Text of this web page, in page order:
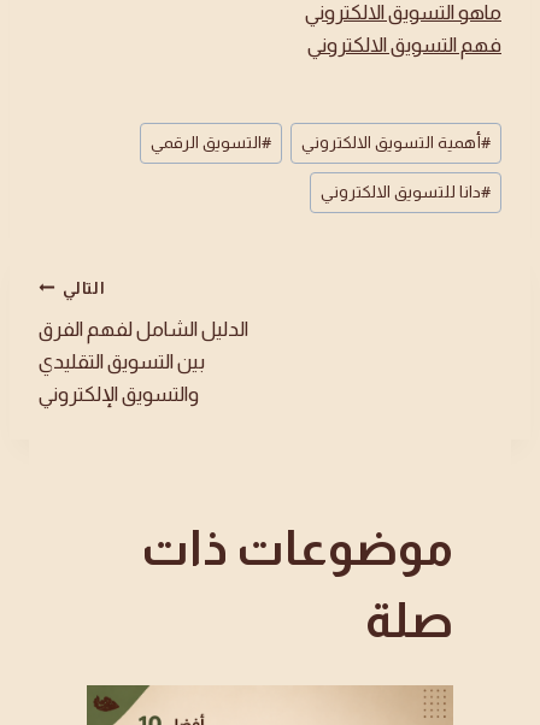
ماهو التسويق الالكتروني
فهم التسويق الالكتروني
وسوم
المقال:
#أهمية التسويق الالكتروني #التسويق الرقمي
#دانا للتسويق الالكتروني
التالي
الدليل الشامل لفهم الفرق
بين التسويق التقليدي
والتسويق الإلكتروني
موضوعات ذات
صلة